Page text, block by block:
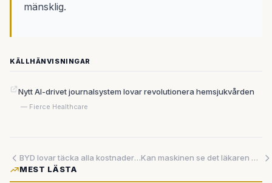
mänsklig.
KÄLLHÄNVISNINGAR
Nytt AI-drivet journalsystem lovar revolutionera hemsjukvården
— Fierce Healthcare
BYD lovar täcka alla kostnader vid självkörningsolyckor i Kina – något ingen annan biltillverkare gjort
Kan maskinen se det läkaren missar? AI ska avslöja äggstockscancer tidigare
MEST LÄSTA